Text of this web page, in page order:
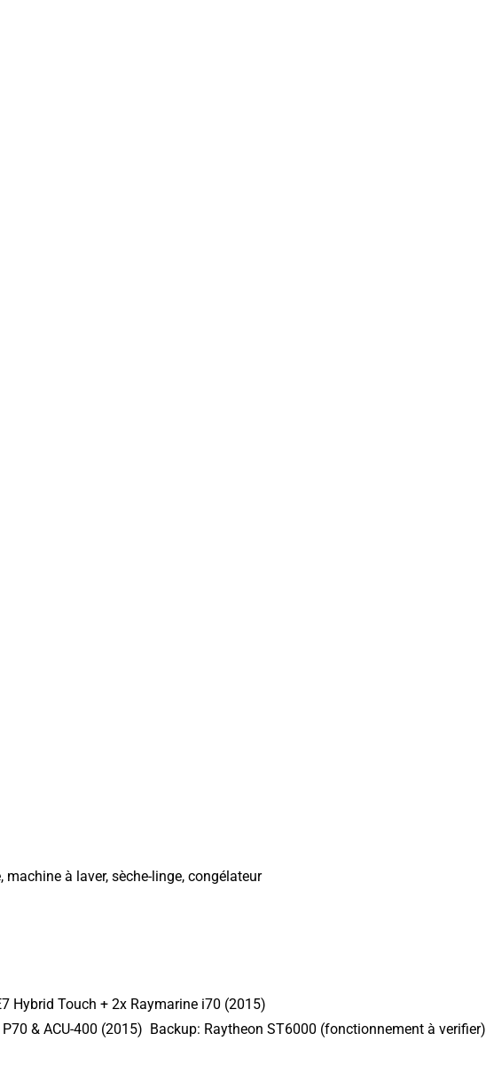
à laver, sèche-linge, congélateur
Hybrid Touch + 2x Raymarine i70 (2015)
& ACU-400 (2015) Backup: Raytheon ST6000 (fonctionnement à verifier)